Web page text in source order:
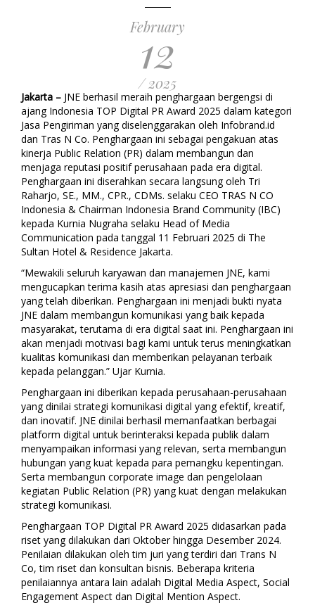
February
12
/ 2025
Jakarta – JNE berhasil meraih penghargaan bergengsi di
ajang Indonesia TOP Digital PR Award 2025 dalam kategori
Jasa Pengiriman yang diselenggarakan oleh Infobrand.id
dan Tras N Co. Penghargaan ini sebagai pengakuan atas
kinerja Public Relation (PR) dalam membangun dan
menjaga reputasi positif perusahaan pada era digital.
Penghargaan ini diserahkan secara langsung oleh Tri
Raharjo, SE., MM., CPR., CDMs. selaku CEO TRAS N CO
Indonesia & Chairman Indonesia Brand Community (IBC)
kepada Kurnia Nugraha selaku Head of Media
Communication pada tanggal 11 Februari 2025 di The
Sultan Hotel & Residence Jakarta.
“Mewakili seluruh karyawan dan manajemen JNE, kami
mengucapkan terima kasih atas apresiasi dan penghargaan
yang telah diberikan. Penghargaan ini menjadi bukti nyata
JNE dalam membangun komunikasi yang baik kepada
masyarakat, terutama di era digital saat ini. Penghargaan ini
akan menjadi motivasi bagi kami untuk terus meningkatkan
kualitas komunikasi dan memberikan pelayanan terbaik
kepada pelanggan.” Ujar Kurnia.
Penghargaan ini diberikan kepada perusahaan-perusahaan
yang dinilai strategi komunikasi digital yang efektif, kreatif,
dan inovatif. JNE dinilai berhasil memanfaatkan berbagai
platform digital untuk berinteraksi kepada publik dalam
menyampaikan informasi yang relevan, serta membangun
hubungan yang kuat kepada para pemangku kepentingan.
Serta membangun corporate image dan pengelolaan
kegiatan Public Relation (PR) yang kuat dengan melakukan
strategi komunikasi.
Penghargaan TOP Digital PR Award 2025 didasarkan pada
riset yang dilakukan dari Oktober hingga Desember 2024.
Penilaian dilakukan oleh tim juri yang terdiri dari Trans N
Co, tim riset dan konsultan bisnis. Beberapa kriteria
penilaiannya antara lain adalah Digital Media Aspect, Social
Engagement Aspect dan Digital Mention Aspect.